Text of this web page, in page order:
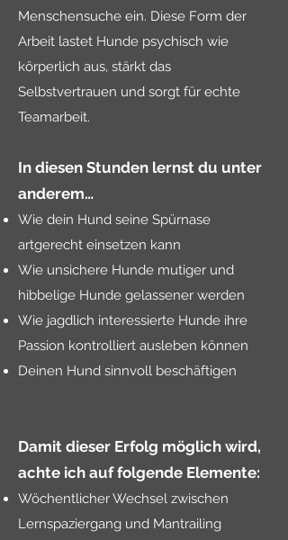
Menschensuche ein. Diese Form der
Arbeit lastet Hunde psychisch wie
körperlich aus, stärkt das
Selbstvertrauen und sorgt für echte
Teamarbeit.
In diesen Stunden lernst du unter
anderem…
Wie dein Hund seine Spürnase
artgerecht einsetzen kann
Wie unsichere Hunde mutiger und
hibbelige Hunde gelassener werden
Wie jagdlich interessierte Hunde ihre
Passion kontrolliert ausleben können
Deinen Hund sinnvoll beschäftigen
Damit dieser Erfolg möglich wird,
achte ich auf folgende Elemente:
Wöchentlicher Wechsel zwischen
Lernspaziergang und Mantrailing